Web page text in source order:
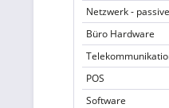
Netzwerk -
Büro Hardware
POS
Software